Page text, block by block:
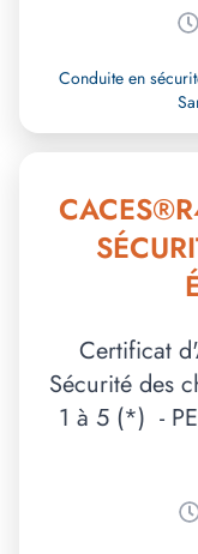
Conduite en
Certificat
Sécurité des
1 à 5 (*) -